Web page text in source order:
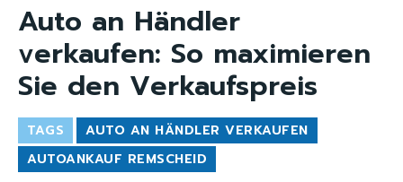
Auto an Händler
verkaufen: So maximieren
Sie den Verkaufspreis
TAGS
AUTO AN HÄNDLER VERKAUFEN
AUTOANKAUF REMSCHEID